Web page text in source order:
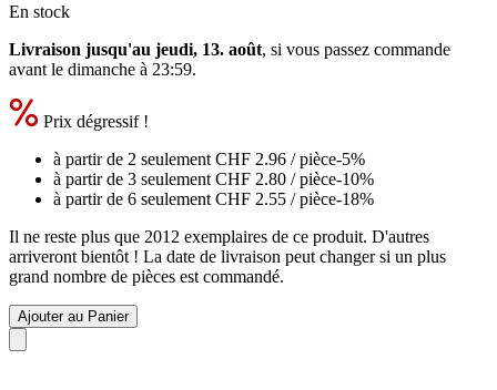
En stock
Livraison jusqu'au jeudi, 13. août, si vous passez commande
avant le dimanche à 23:59.
Prix dégressif !
à partir de 2 seulement CHF 2.96 / pièce-5%
à partir de 3 seulement CHF 2.80 / pièce-10%
à partir de 6 seulement CHF 2.55 / pièce-18%
Il ne reste plus que 2012 exemplaires de ce produit. D'autres
arriveront bientôt ! La date de livraison peut changer si un plus
grand nombre de pièces est commandé.
Ajouter au Panier